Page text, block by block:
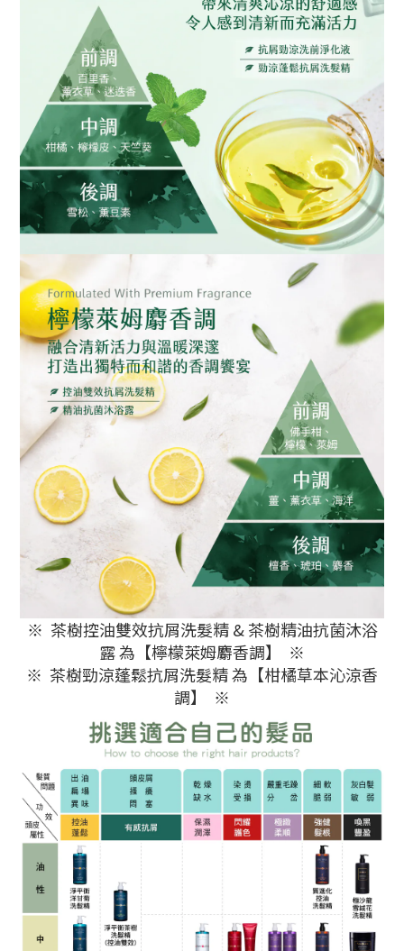
※ 茶樹控油雙效抗屑洗髮精 & 茶樹精油抗菌沐浴
露 為【檸檬萊姆麝香調】 ※
※ 茶樹勁涼蓬鬆抗屑洗髮精 為【柑橘草本沁涼香
調】 ※